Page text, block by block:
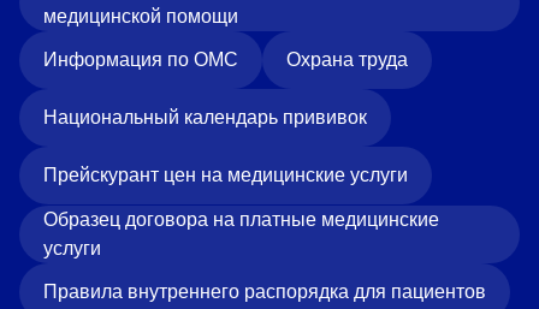
медицинской помощи
Информация по ОМС Охрана труда
Национальный календарь прививок
Прейскурант цен на медицинские услуги
Образец договора на платные медицинские
услуги
Правила внутреннего распорядка для пациентов